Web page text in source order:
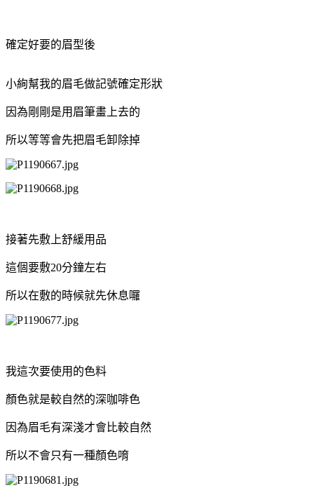
確定好要的眉型後
小絢幫我的眉毛做記號確定形狀
因為剛剛是用眉筆畫上去的
所以等等會先把眉毛卸除掉
接著先敷上舒緩用品
這個要敷20分鐘左右
所以在敷的時候就先休息囉
我這次要使用的色料
顏色就是較自然的深咖啡色
因為眉毛有深淺才會比較自然
所以不會只有一種顏色唷